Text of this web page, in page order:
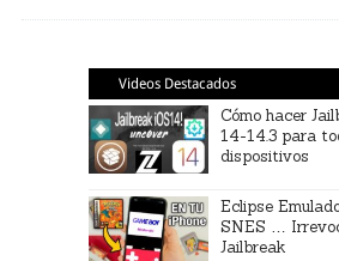
Videos Destacados
Cómo hacer
14-14.3 para
dispositivos
Eclipse
SNES …
Jailbreak